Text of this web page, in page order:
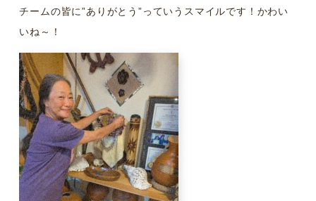
チームの皆に”ありがとう”っていうスマイルです！かわい
いね～！